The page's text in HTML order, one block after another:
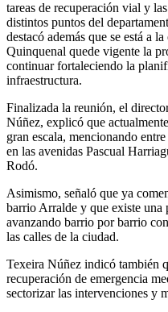
tareas de recuperación vial y
distintos puntos del
destacó además que se está a
Quinquenal quede vigente la
continuar fortaleciendo la
infraestructura.
Finalizada la reunión, el
Núñez, explicó que
gran escala, mencionando
en las avenidas Pascual
Rodó.
Asimismo, señaló que ya
barrio Arralde y que existe
avanzando barrio por barrio
las calles de la ciudad.
Texeira Núñez indicó también
recuperación de emergencia
sectorizar las intervenciones y